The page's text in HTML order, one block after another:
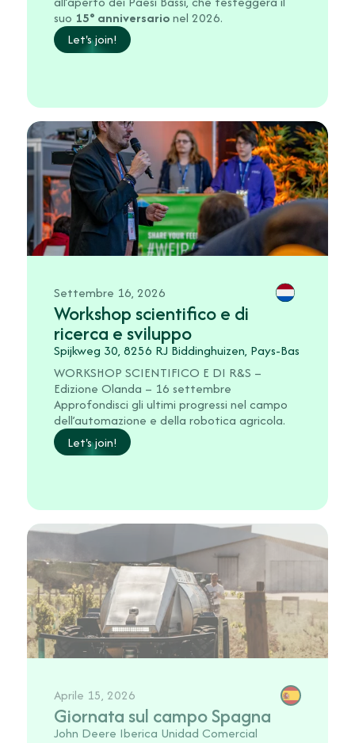
suo 15° anniversarionel 2026.
Let's join!
Settembre 16, 2026
Workshop scientifico e di
ricerca e sviluppo
Spijkweg 30, 8256 RJ Biddinghuizen, Pays-Bas
WORKSHOP SCIENTIFICO E DI R&S –
Edizione Olanda – 16 settembre
Approfondisci gli ultimi progressi nel campo
dell’automazione e della robotica agricola.
Let's join!
Aprile 15, 2026
Giornata sul campo Spagna
John Deere Iberica Unidad Comercial